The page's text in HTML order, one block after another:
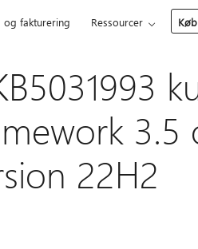
og fakturering Ressourcer
3.5
22H2